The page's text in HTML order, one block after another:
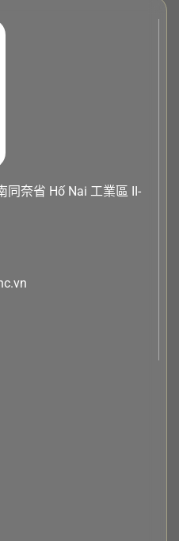
奈省 Hố Nai 工業區 II-